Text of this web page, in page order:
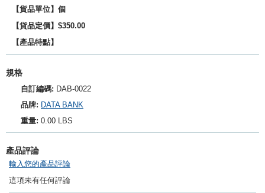
【貨品單位】個
【貨品定價】$350.00
【產品特點】
規格
自訂編碼: DAB-0022
品牌: DATA BANK
重量: 0.00 LBS
產品評論
輸入您的產品評論
這項未有任何評論